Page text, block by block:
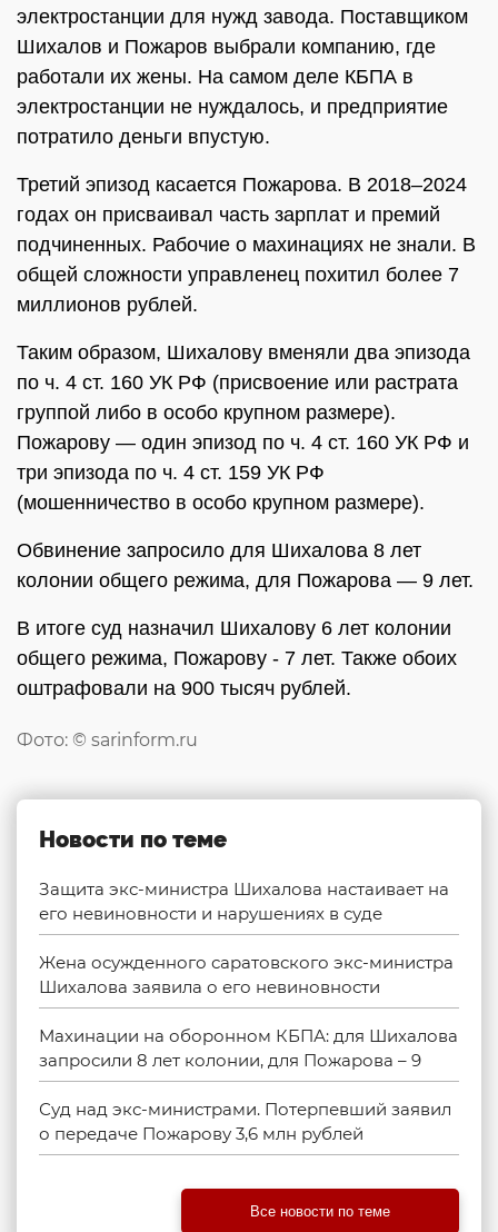
электростанции для нужд завода. Поставщиком
Шихалов и Пожаров выбрали компанию, где
работали их жены. На самом деле КБПА в
электростанции не нуждалось, и предприятие
потратило деньги впустую.
Третий эпизод касается Пожарова. В 2018–2024
годах он присваивал часть зарплат и премий
подчиненных. Рабочие о махинациях не знали. В
общей сложности управленец похитил более 7
миллионов рублей.
Таким образом, Шихалову вменяли два эпизода
по ч. 4 ст. 160 УК РФ (присвоение или растрата
группой либо в особо крупном размере).
Пожарову — один эпизод по ч. 4 ст. 160 УК РФ и
три эпизода по ч. 4 ст. 159 УК РФ
(мошенничество в особо крупном размере).
Обвинение запросило для Шихалова 8 лет
колонии общего режима, для Пожарова — 9 лет.
В итоге суд назначил Шихалову 6 лет колонии
общего режима, Пожарову - 7 лет. Также обоих
оштрафовали на 900 тысяч рублей.
Фото: © sarinform.ru
Новости по теме
Защита экс-министра Шихалова настаивает на
его невиновности и нарушениях в суде
Жена осужденного саратовского экс-министра
Шихалова заявила о его невиновности
Махинации на оборонном КБПА: для Шихалова
запросили 8 лет колонии, для Пожарова – 9
Суд над экс-министрами. Потерпевший заявил
о передаче Пожарову 3,6 млн рублей
Все новости по теме